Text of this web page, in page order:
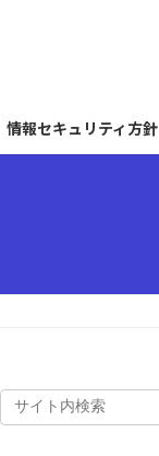
情報セキュリティ方針